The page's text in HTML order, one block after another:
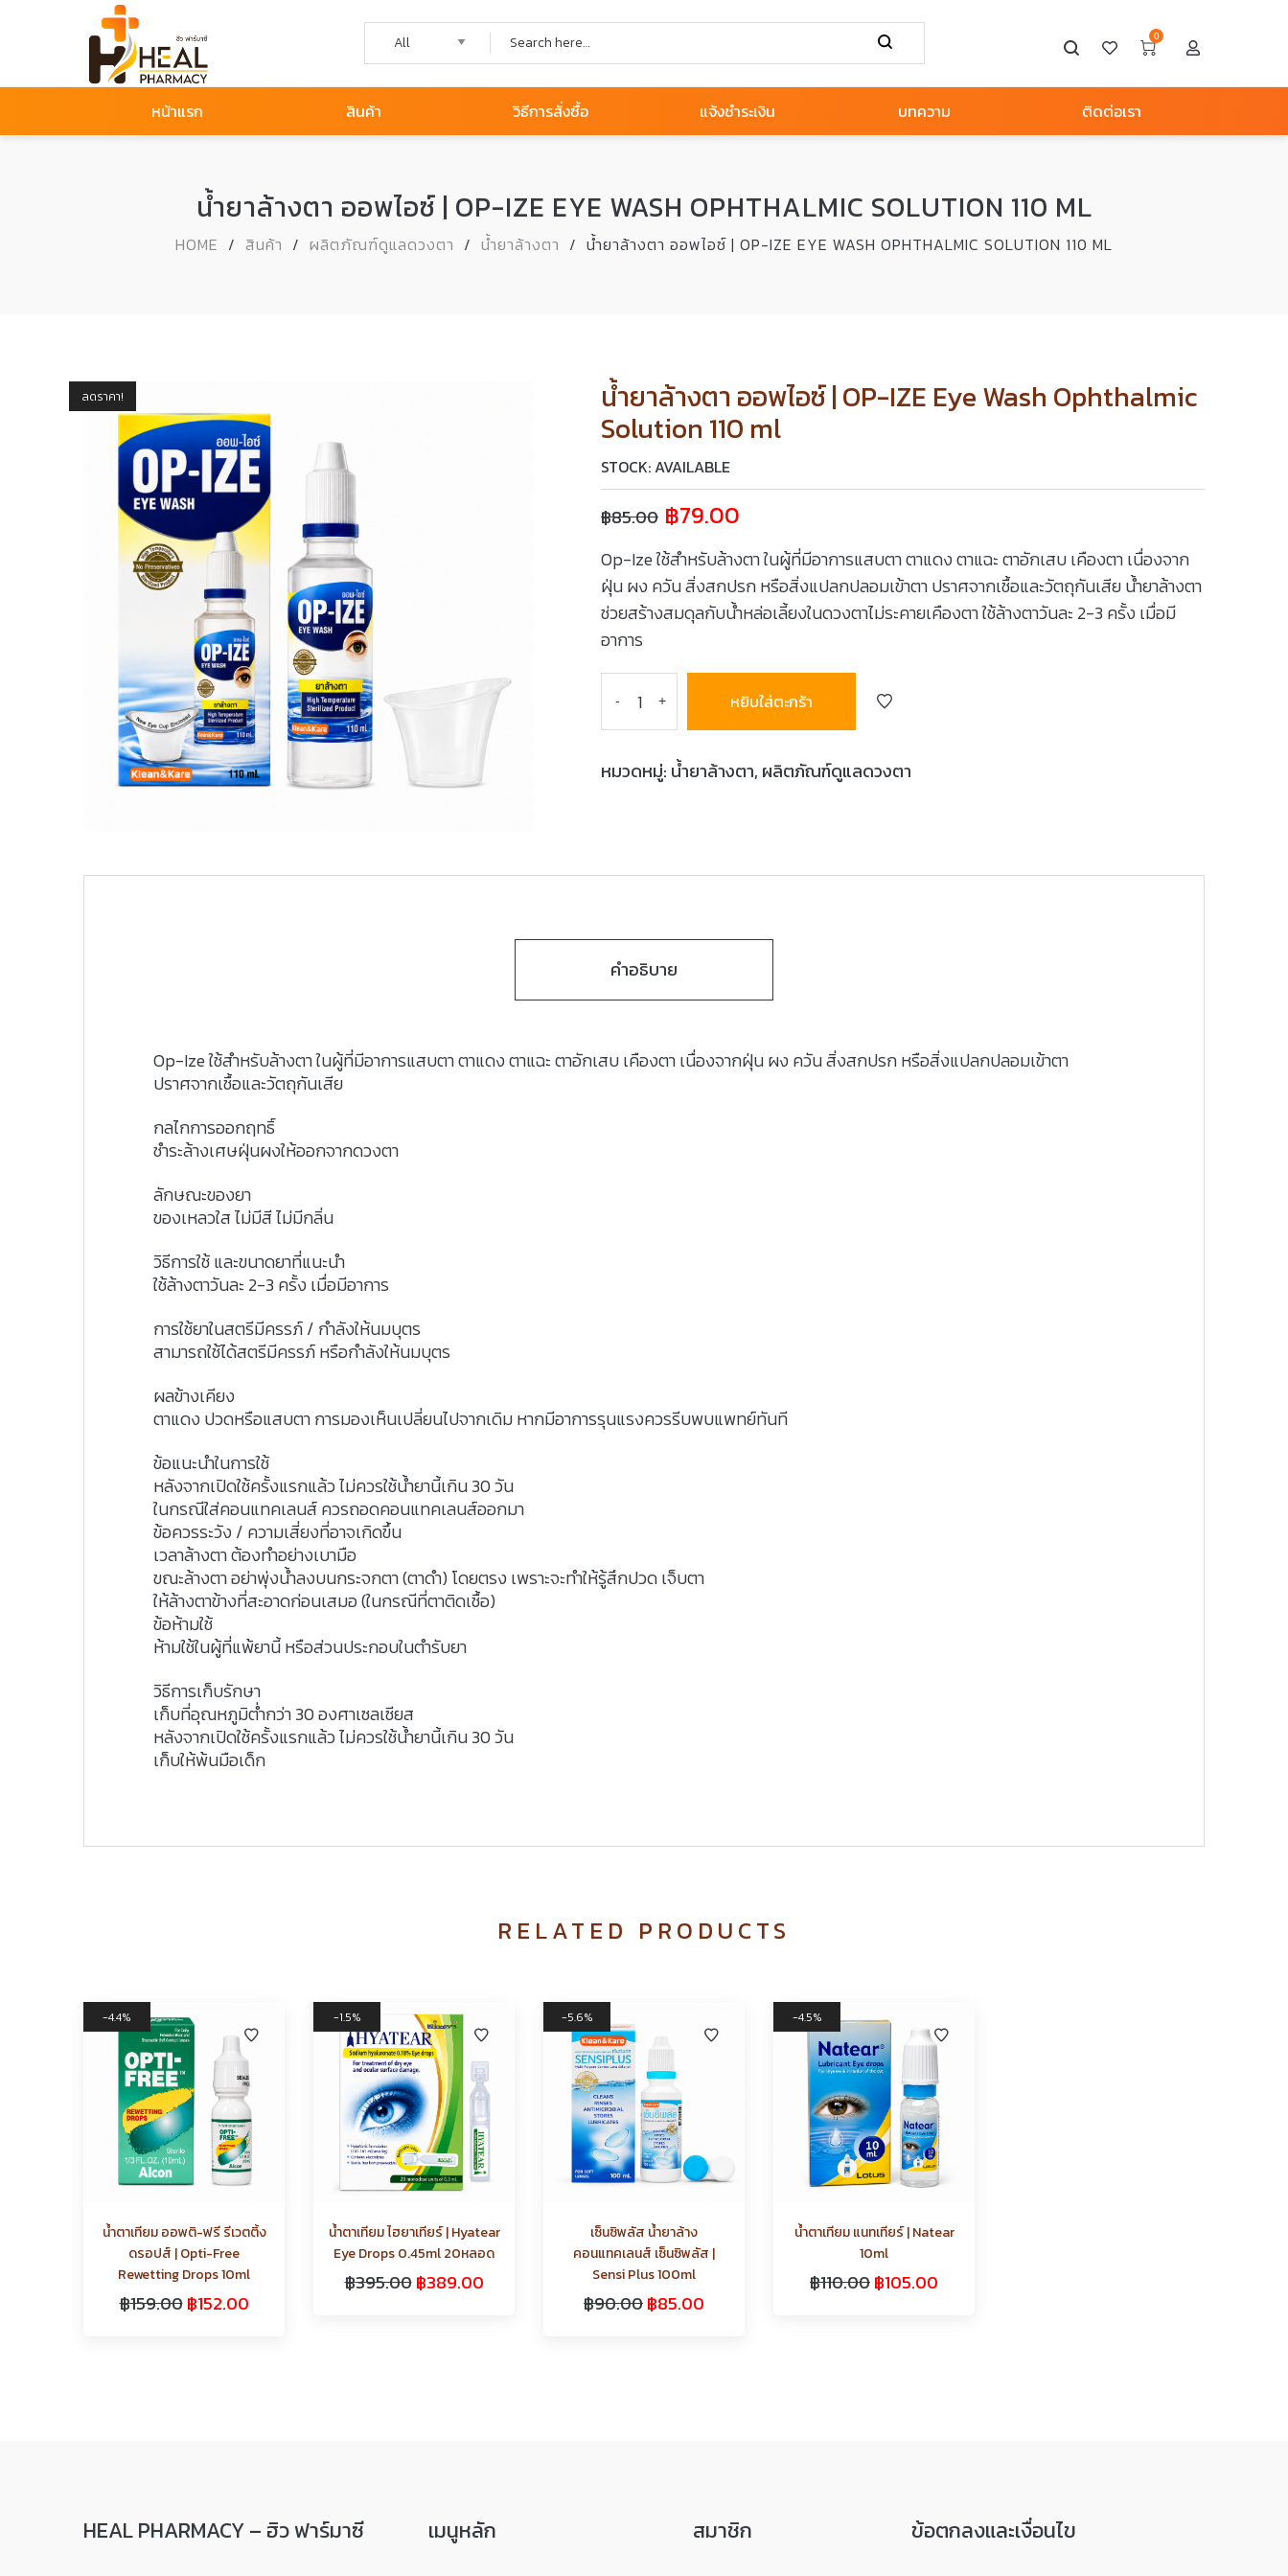
0
หน้าแรก สินค้า วิธีการสั่งซื้อ แจ้งชำระเงิน บทความ ติดต่อเรา
น้ำยาล้างตา ออพไอซ์ | OP-IZE EYE WASH OPHTHALMIC SOLUTION 110 ML
HOME / สินค้า / ผลิตภัณฑ์ดูแลดวงตา / น้ำยาล้างตา / น้ำยาล้างตา ออพไอซ์ | OP-IZE EYE WASH OPHTHALMIC SOLUTION 110 ML
ลดราคา! น้ำยาล้างตา ออพไอซ์ | OP-IZE Eye Wash Ophthalmic
Solution 110 ml
STOCK: AVAILABLE
฿85.00 ฿79.00
Op-Ize ใช้สำหรับล้างตา ในผู้ที่มีอาการแสบตา ตาแดง ตาแฉะ ตาอักเสบ เคืองตา เนื่องจาก
ฝุ่น ผง ควัน สิ่งสกปรก หรือสิ่งแปลกปลอมเข้าตา ปราศจากเชื้อและวัตถุกันเสีย น้ำยาล้างตา
ช่วยสร้างสมดุลกับน้ำหล่อเลี้ยงในดวงตาไม่ระคายเคืองตา ใช้ล้างตาวันละ 2-3 ครั้ง เมื่อมี
อาการ
- + หยิบใส่ตะกร้า
หมวดหมู่: น้ำยาล้างตา, ผลิตภัณฑ์ดูแลดวงตา
คำอธิบาย
Op-Ize ใช้สำหรับล้างตา ในผู้ที่มีอาการแสบตา ตาแดง ตาแฉะ ตาอักเสบ เคืองตา เนื่องจากฝุ่น ผง ควัน สิ่งสกปรก หรือสิ่งแปลกปลอมเข้าตา
ปราศจากเชื้อและวัตถุกันเสีย
กลไกการออกฤทธิ์
ชำระล้างเศษฝุ่นผงให้ออกจากดวงตา
ลักษณะของยา
ของเหลวใส ไม่มีสี ไม่มีกลิ่น
วิธีการใช้ และขนาดยาที่แนะนำ
ใช้ล้างตาวันละ 2-3 ครั้ง เมื่อมีอาการ
การใช้ยาในสตรีมีครรภ์ / กำลังให้นมบุตร
สามารถใช้ได้สตรีมีครรภ์ หรือกำลังให้นมบุตร
ผลข้างเคียง
ตาแดง ปวดหรือแสบตา การมองเห็นเปลี่ยนไปจากเดิม หากมีอาการรุนแรงควรรีบพบแพทย์ทันที
ข้อแนะนำในการใช้
หลังจากเปิดใช้ครั้งแรกแล้ว ไม่ควรใช้น้ำยานี้เกิน 30 วัน
ในกรณีใส่คอนแทคเลนส์ ควรถอดคอนแทคเลนส์ออกมา
ข้อควรระวัง / ความเสี่ยงที่อาจเกิดขึ้น
เวลาล้างตา ต้องทำอย่างเบามือ
ขณะล้างตา อย่าพุ่งน้ำลงบนกระจกตา (ตาดำ) โดยตรง เพราะจะทำให้รู้สึกปวด เจ็บตา
ให้ล้างตาข้างที่สะอาดก่อนเสมอ (ในกรณีที่ตาติดเชื้อ)
ข้อห้ามใช้
ห้ามใช้ในผู้ที่แพ้ยานี้ หรือส่วนประกอบในตำรับยา
วิธีการเก็บรักษา
เก็บที่อุณหภูมิต่ำกว่า 30 องศาเซลเซียส
หลังจากเปิดใช้ครั้งแรกแล้ว ไม่ควรใช้น้ำยานี้เกิน 30 วัน
เก็บให้พ้นมือเด็ก
RELATED PRODUCTS
4.4%
น้ำตาเทียม ออพติ-ฟรี รีเวตติ้ง
ดรอปส์ | Opti-Free
Rewetting Drops 10ml
฿159.00 ฿152.00
1.5%
น้ำตาเทียม ไฮยาเทียร์ | Hyatear
Eye Drops 0.45ml 20หลอด
฿395.00 ฿389.00
5.6%
เซ็นซิพลัส น้ำยาล้าง
คอนแทคเลนส์ เซ็นซิพลัส |
Sensi Plus 100ml
฿90.00฿85.00
4.5%
น้ำตาเทียม แนทเทียร์ | Natear
10ml
฿110.00฿105.00
HEAL PHARMACY – ฮิว ฟาร์มาซี เมนูหลัก สมาชิก ข้อตกลงและเงื่อนไข